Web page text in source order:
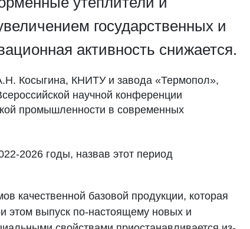
государственных и
активность снижается.
Косыгина, КНИТУ и завода «Термопол»,
научной конференции
промышленности в современных
2026 годы, назвав этот период
качественной базовой продукции, которая
этом выпуск по-настоящему новых и